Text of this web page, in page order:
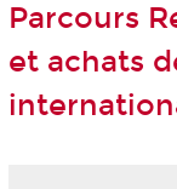
Parcours
et achats